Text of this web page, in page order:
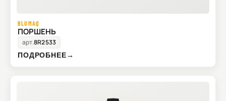
BLUMAQ
ПОРШЕНЬ
арт.8R2533
ПОДРОБНЕЕ→